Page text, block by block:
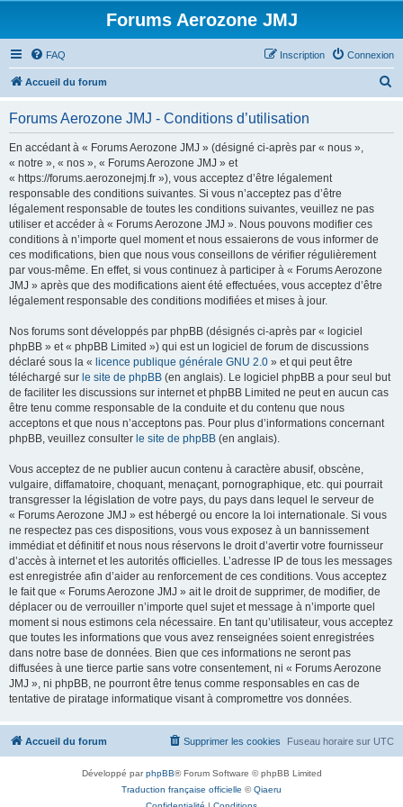
Forums Aerozone JMJ
FAQ Connexion
Inscription
Accueil du forum
Forums Aerozone JMJ - Conditions d’utilisation
En accédant à « Forums Aerozone JMJ » (désigné ci-après par « nous »,
« notre », « nos », « Forums Aerozone JMJ » et
« https://forums.aerozonejmj.fr »), vous acceptez d’être légalement
responsable des conditions suivantes. Si vous n’acceptez pas d’être
légalement responsable de toutes les conditions suivantes, veuillez ne pas
utiliser et accéder à « Forums Aerozone JMJ ». Nous pouvons modifier ces
conditions à n’importe quel moment et nous essaierons de vous informer de
ces modifications, bien que nous vous conseillons de vérifier régulièrement
par vous-même. En effet, si vous continuez à participer à « Forums Aerozone
JMJ » après que des modifications aient été effectuées, vous acceptez d’être
légalement responsable des conditions modifiées et mises à jour.
Nos forums sont développés par phpBB (désignés ci-après par « logiciel
phpBB » et « phpBB Limited ») qui est un logiciel de forum de discussions
déclaré sous la « licence publique générale GNU 2.0 » et qui peut être
téléchargé sur le site de phpBB (en anglais). Le logiciel phpBB a pour seul but
de faciliter les discussions sur internet et phpBB Limited ne peut en aucun cas
être tenu comme responsable de la conduite et du contenu que nous
acceptons et que nous n’acceptons pas. Pour plus d’informations concernant
phpBB, veuillez consulter le site de phpBB (en anglais).
Vous acceptez de ne publier aucun contenu à caractère abusif, obscène,
vulgaire, diffamatoire, choquant, menaçant, pornographique, etc. qui pourrait
transgresser la législation de votre pays, du pays dans lequel le serveur de
« Forums Aerozone JMJ » est hébergé ou encore la loi internationale. Si vous
ne respectez pas ces dispositions, vous vous exposez à un bannissement
immédiat et définitif et nous nous réservons le droit d’avertir votre fournisseur
d’accès à internet et les autorités officielles. L’adresse IP de tous les messages
est enregistrée afin d’aider au renforcement de ces conditions. Vous acceptez
le fait que « Forums Aerozone JMJ » ait le droit de supprimer, de modifier, de
déplacer ou de verrouiller n’importe quel sujet et message à n’importe quel
moment si nous estimons cela nécessaire. En tant qu’utilisateur, vous acceptez
que toutes les informations que vous avez renseignées soient enregistrées
dans notre base de données. Bien que ces informations ne seront pas
diffusées à une tierce partie sans votre consentement, ni « Forums Aerozone
JMJ », ni phpBB, ne pourront être tenus comme responsables en cas de
tentative de piratage informatique visant à compromettre vos données.
Accueil du forum Fuseau horaire sur UTC
Supprimer les cookies
Développé parphpBB® Forum Software © phpBB Limited
Traduction française officielle ©Qiaeru